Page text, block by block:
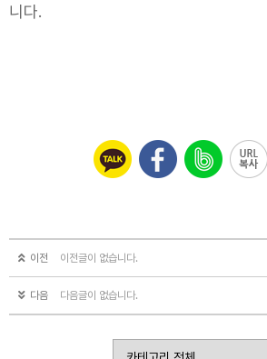
니다.
이전 이전글이 없습니다.
다음 다음글이 없습니다.